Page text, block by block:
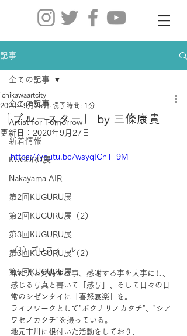
記事
全ての記事
Artist for Tomorrow
新着情報
KUGURU展
Nakayama AIR
第2回KUGURU展
第2回KUGURU展（2）
第3回KUGURU展
第3回KUGURU展（2）
第5回KUGURU展
全ての記事
「ブルースター」 by 三條康貴
ichikawaartcity
2020年9月25日 読了時間: 1分
更新日： 2020年9月27日
https://youtu.be/wsyqICnT_9M
（1）プロフィール
常に人と対峙する事、感謝する事を大事にし、
感じる写真と書いて「感写」、そして日々の日
常のシゼンタイに「喜怒哀楽」を。
ライフワークとして"ボクナリノカタチ"、"シア
ワセノカタチ"を撮っている。
地元市川に根付いた活動をしており、